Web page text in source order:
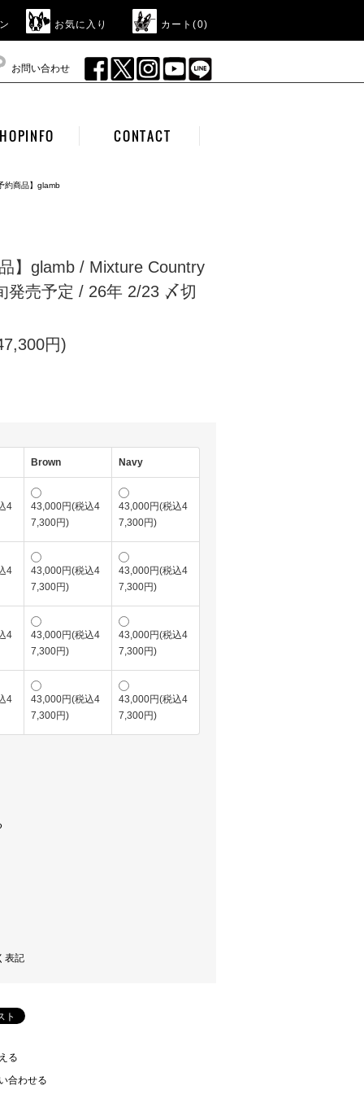
お気に入り カート(0)
お問い合わせ
CONTACT
約商品】glamb
】glamb / Mixture Country
発売予定 / 26年 2/23 〆切
円)
Brown Navy
4
43,000円(税込4
7,300円)
43,000円(税込4
7,300円)
4
43,000円(税込4
7,300円)
43,000円(税込4
7,300円)
4
43,000円(税込4
7,300円)
43,000円(税込4
7,300円)
4
43,000円(税込4
7,300円)
43,000円(税込4
7,300円)
表記
る
合わせる